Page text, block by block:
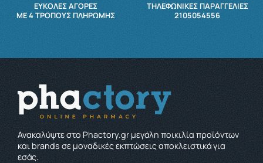
ΕΥΚΟΛΕΣ ΑΓΟΡΕΣ
ΜΕ 4 ΤΡΌΠΟΥΣ ΠΛΗΡΩΜΉΣ
ΤΗΛΕΦΩΝΙΚΕΣ ΠΑΡΑΓΓΕΛΙΕΣ
2105054556
Ανακαλύψτε στο Phactory.gr μεγάλη ποικιλία προϊόντων
και brands σε μοναδικές εκπτώσεις αποκλειστικά για
εσάς.